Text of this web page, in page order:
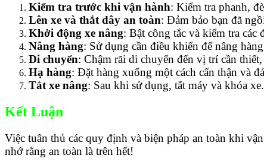
Kiểm tra trước khi vận hành: Kiểm tra phanh,
Lên xe và thắt dây an toàn: Đảm bảo bạn đã
Khởi động xe nâng: Bật công tắc và kiểm tra các
Nâng hàng: Sử dụng cần điều khiển để nâng
Di chuyển: Chậm rãi di chuyển đến vị trí cần
Hạ hàng: Đặt hàng xuống một cách cẩn thận và
Tắt xe nâng: Sau khi sử dụng, tắt máy và khóa xe.
Kết Luận
Việc tuân thủ các quy định và biện pháp an toàn khi
nhớ rằng an toàn là trên hết!